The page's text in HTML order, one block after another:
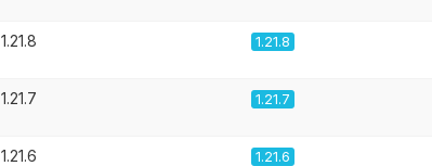
1.21.8 1.21.8
1.21.7 1.21.7
1.21.6 1.21.6